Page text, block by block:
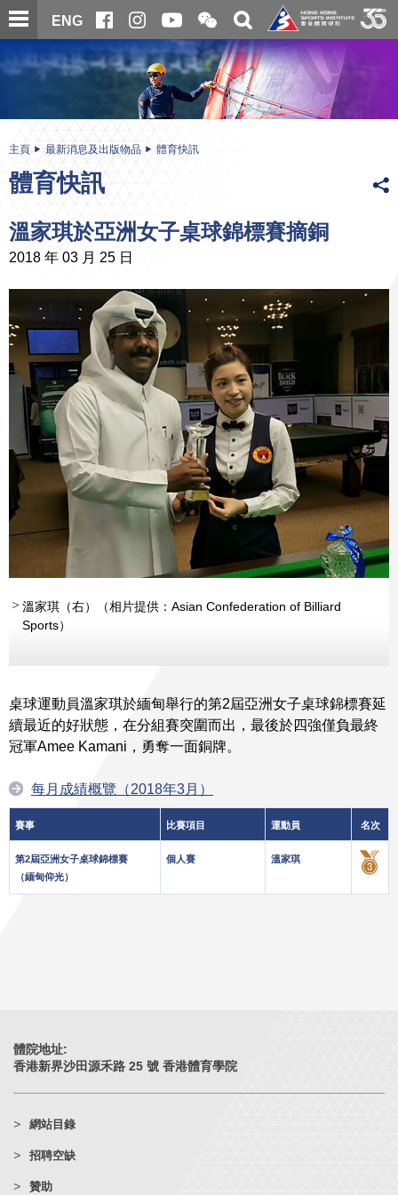
跳
至
內
ENG
開
合
微
信
二
維
碼
關
搜
尋
内
主頁 最新消息及出版物品 體育快訊
體育快訊
溫家琪於亞洲女子桌球錦標賽摘銅
2018 年 03 月 25 日
溫家琪（右）（相片提供：Asian Confederation of Billiard
Sports）
桌球運動員溫家琪於緬甸舉行的第2屆亞洲女子桌球錦標賽延
續最近的好狀態，在分組賽突圍而出，最後於四強僅負最終
冠軍Amee Kamani，勇奪一面銅牌。
每月成績概覽（2018年3月）
賽事 比賽項目 運動員 名次
第2屆亞洲女子桌球錦標賽
（緬甸仰光）
個人賽 溫家琪
體院地址:
香港新界沙田源禾路 25 號 香港體育學院
網站目錄
招聘空缺
贊助